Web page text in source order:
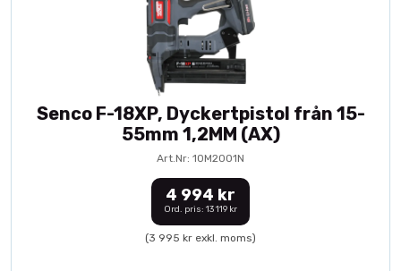
Senco F-18XP, Dyckertpistol från 15-
55mm 1,2MM (AX)
Art.Nr: 10M2001N
4 994 kr
Ord. pris: 13 119 kr
(3 995 kr exkl. moms)